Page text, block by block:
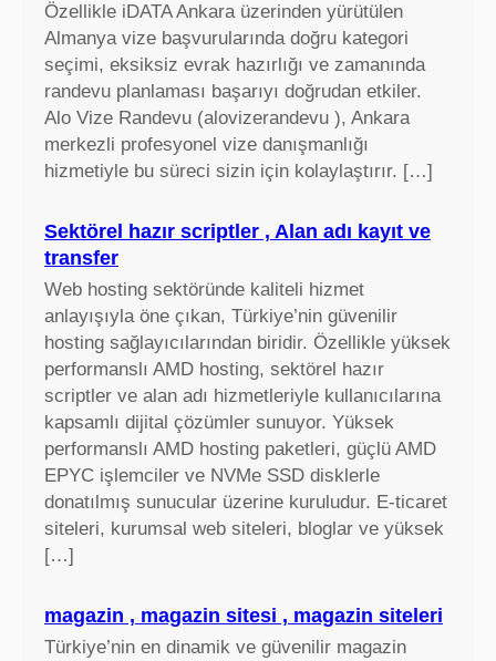
Özellikle iDATA Ankara üzerinden yürütülen
Almanya vize başvurularında doğru kategori
seçimi, eksiksiz evrak hazırlığı ve zamanında
randevu planlaması başarıyı doğrudan etkiler.
Alo Vize Randevu (alovizerandevu ), Ankara
merkezli profesyonel vize danışmanlığı
hizmetiyle bu süreci sizin için kolaylaştırır. […]
Sektörel hazır scriptler , Alan adı kayıt ve
transfer
Web hosting sektöründe kaliteli hizmet
anlayışıyla öne çıkan, Türkiye’nin güvenilir
hosting sağlayıcılarından biridir. Özellikle yüksek
performanslı AMD hosting, sektörel hazır
scriptler ve alan adı hizmetleriyle kullanıcılarına
kapsamlı dijital çözümler sunuyor. Yüksek
performanslı AMD hosting paketleri, güçlü AMD
EPYC işlemciler ve NVMe SSD disklerle
donatılmış sunucular üzerine kuruludur. E-ticaret
siteleri, kurumsal web siteleri, bloglar ve yüksek
[…]
magazin , magazin sitesi , magazin siteleri
Türkiye’nin en dinamik ve güvenilir magazin